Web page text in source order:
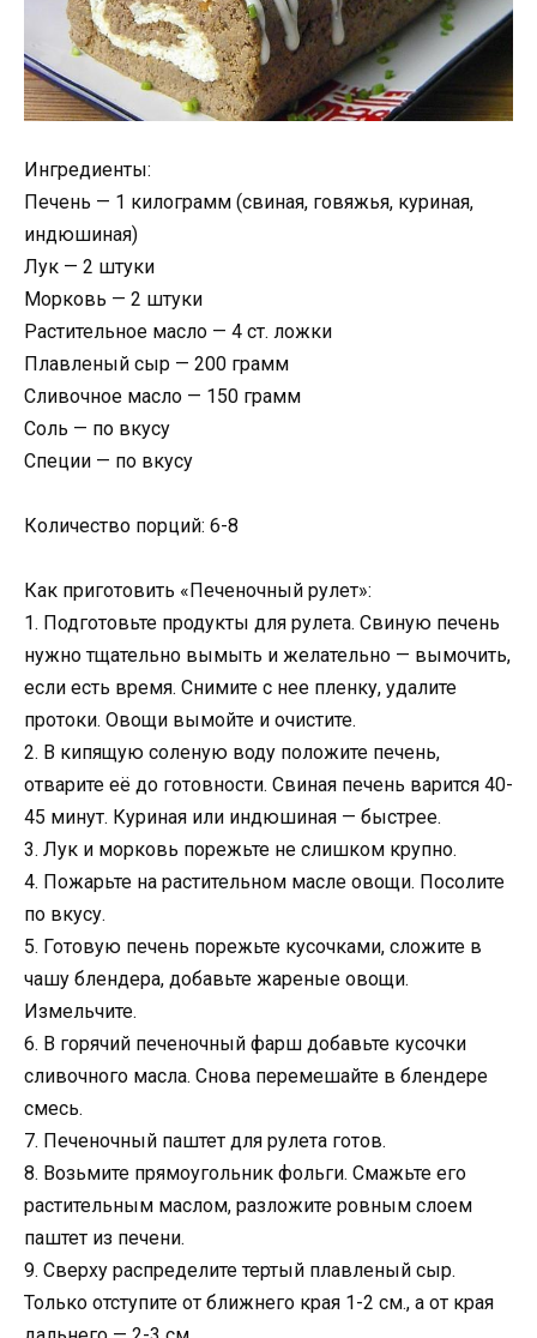
Ингредиенты:
Печень — 1 килограмм (свиная, говяжья, куриная,
индюшиная)
Лук — 2 штуки
Морковь — 2 штуки
Растительное масло — 4 ст. ложки
Плавленый сыр — 200 грамм
Сливочное масло — 150 грамм
Соль — по вкусу
Специи — по вкусу
Количество порций: 6-8
Как приготовить «Печеночный рулет»:
1. Подготовьте продукты для рулета. Свиную печень
нужно тщательно вымыть и желательно — вымочить,
если есть время. Снимите с нее пленку, удалите
протоки. Овощи вымойте и очистите.
2. В кипящую соленую воду положите печень,
отварите её до готовности. Свиная печень варится 40-
45 минут. Куриная или индюшиная — быстрее.
3. Лук и морковь порежьте не слишком крупно.
4. Пожарьте на растительном масле овощи. Посолите
по вкусу.
5. Готовую печень порежьте кусочками, сложите в
чашу блендера, добавьте жареные овощи.
Измельчите.
6. В горячий печеночный фарш добавьте кусочки
сливочного масла. Снова перемешайте в блендере
смесь.
7. Печеночный паштет для рулета готов.
8. Возьмите прямоугольник фольги. Смажьте его
растительным маслом, разложите ровным слоем
паштет из печени.
9. Сверху распределите тертый плавленый сыр.
Только отступите от ближнего края 1-2 см., а от края